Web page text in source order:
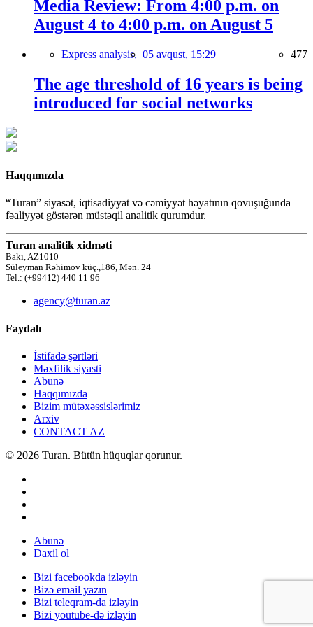
Media Review: From 4:00 p.m. on
August 4 to 4:00 p.m. on August 5
Express analysis, 05 avqust, 15:29 477
The age threshold of 16 years is being
introduced for social networks
Haqqımızda
“Turan” siyasət, iqtisadiyyat və cəmiyyət həyatının qovuşuğunda
fəaliyyət göstərən müstəqil analitik qurumdur.
Turan analitik xidməti
Bakı, AZ1010
Süleyman Rəhimov küç.,186, Mən. 24
Tel.: (+99412) 440 11 96
agency@turan.az
Faydalı
İstifadə şərtləri
Məxfilik siyasti
Abunə
Haqqımızda
Bizim mütəxəssislərimiz
Arxiv
CONTACT AZ
© 2026 Turan. Bütün hüquqlar qorunur.
Abunə
Daxil ol
Bizi facebookda izləyin
Bizə email yazın
Bizi teleqram-da izləyin
Bizi youtube-də izləyin